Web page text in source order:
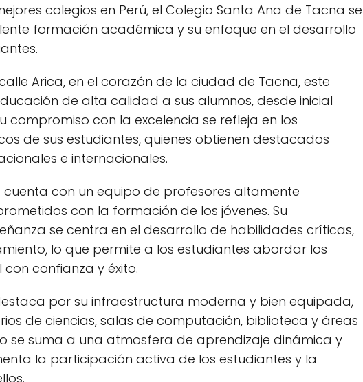
colegios en Perú, el Colegio Santa Ana de Tacna se
formación académica y su enfoque en el desarrollo
Arica, en el corazón de la ciudad de Tacna, este
de alta calidad a sus alumnos, desde inicial
compromiso con la excelencia se refleja en los
de sus estudiantes, quienes obtienen destacados
e internacionales.
cuenta con un equipo de profesores altamente
con la formación de los jóvenes. Su
se centra en el desarrollo de habilidades críticas,
lo que permite a los estudiantes abordar los
con confianza y éxito.
por su infraestructura moderna y bien equipada,
de ciencias, salas de computación, biblioteca y áreas
se suma a una atmosfera de aprendizaje dinámica y
la participación activa de los estudiantes y la